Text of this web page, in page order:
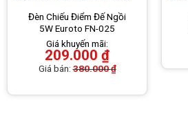
Đèn Chiếu Điểm Đế Ngồi
5W Euroto FN-025
Giá khuyến mãi:
209.000 ₫
Giá bán:380.000₫